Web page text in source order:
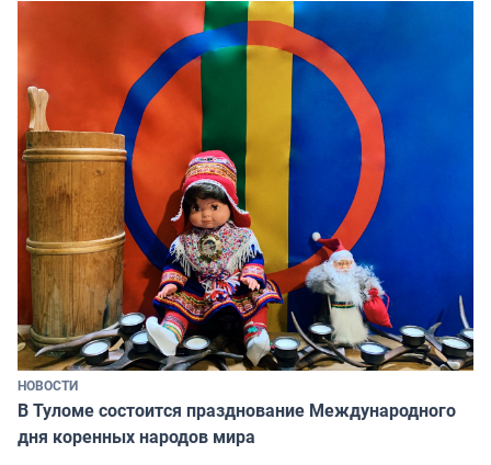
НОВОСТИ
В Туломе состоится празднование Международного
дня коренных народов мира